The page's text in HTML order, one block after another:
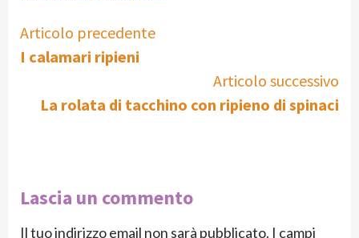
Continue
Reading
Articolo precedente
I calamari ripieni
Articolo successivo
La rolata di tacchino con ripieno di spinaci
Lascia un commento
Il tuo indirizzo email non sarà pubblicato. I campi